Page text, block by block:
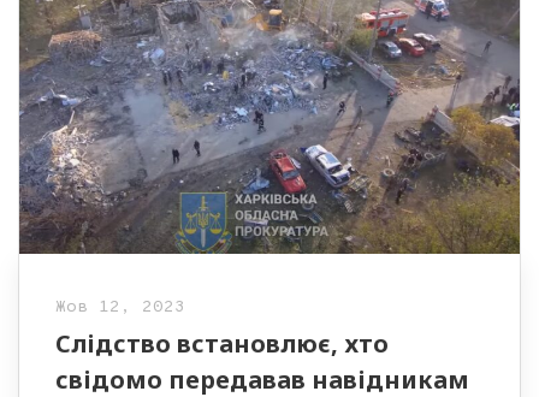
Жов 12, 2023
Слідство встановлює, хто
свідомо передавав навідникам